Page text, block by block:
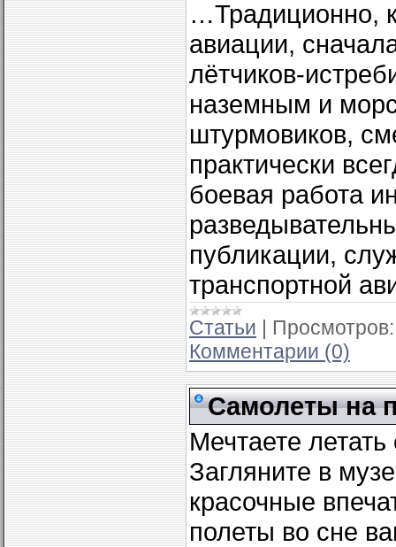
…Традиционно,
авиации,
лётчиков-
наземным и
штурмовиков,
практически
боевая работа
публикации,
транспортной
Статьи | Просмотров:
Комментарии (0)
Самолеты на
Мечтаете
Загляните в
красочные
полеты во сне